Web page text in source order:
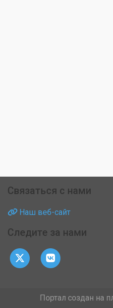
Связаться с нами
Наш веб-сайт
Следите за нами
Портал создан на